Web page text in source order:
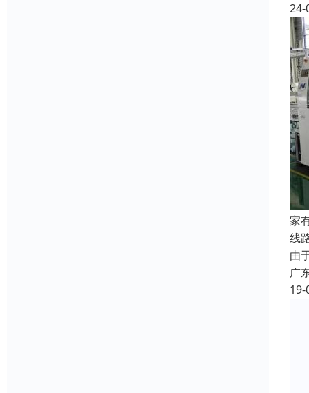
24-
家
线
由
广
19-